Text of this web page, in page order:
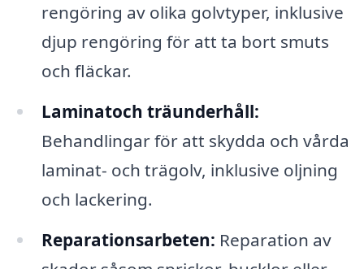
rengöring av olika golvtyper, inklusive
djup rengöring för att ta bort smuts
och fläckar.
Laminatoch träunderhåll:
Behandlingar för att skydda och vårda
laminat- och trägolv, inklusive oljning
och lackering.
Reparationsarbeten: Reparation av